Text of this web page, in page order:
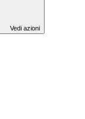
Vedi azioni